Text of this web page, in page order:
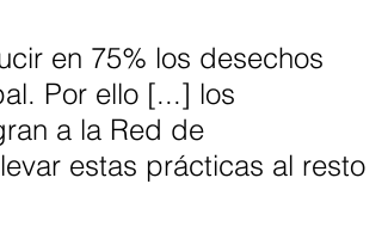
en 75% los desechos
Por ello [...] los
a la Red de
estas prácticas al resto